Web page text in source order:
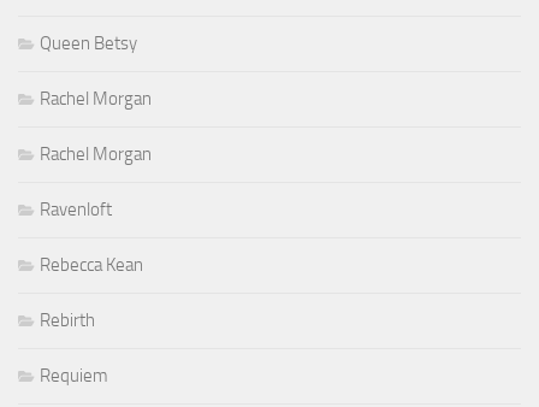
Queen Betsy
Rachel Morgan
Rachel Morgan
Ravenloft
Rebecca Kean
Rebirth
Requiem